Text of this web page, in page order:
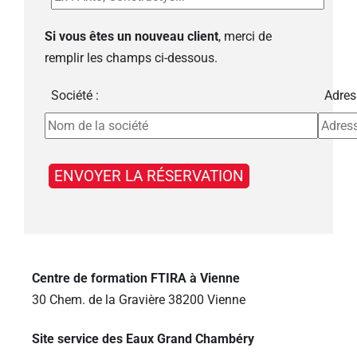
Si vous êtes un nouveau client, merci de
remplir les champs ci-dessous.
Société :
Centre de formation FTIRA à Vienne
30 Chem. de la Gravière 38200 Vienne
Site service des Eaux Grand Chambéry